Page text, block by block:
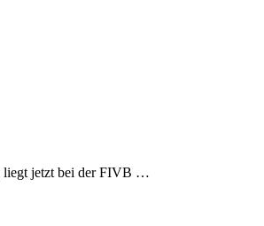
liegt jetzt bei der FIVB …